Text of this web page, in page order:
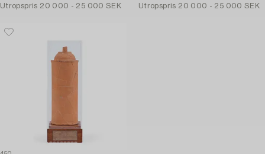
Utropspris 20 000 - 25 000 SEK
Utropspris 20 000 - 25 000 SEK